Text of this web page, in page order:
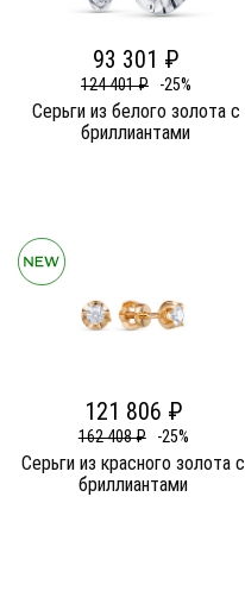
93 301 ₽
124 401 ₽ -25%
Серьги из белого золота c
бриллиантами
121 806 ₽
162 408 ₽ -25%
Серьги из красного золота c
бриллиантами